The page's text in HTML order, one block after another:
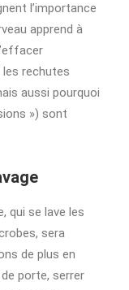
l’importance
apprend à
les rechutes
aussi pourquoi
») sont
qui se lave les
sera
de plus en
porte, serrer